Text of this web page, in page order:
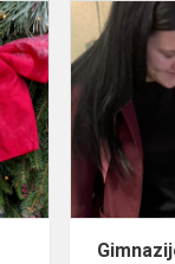
Tėvų
tarybos
iniciatyva